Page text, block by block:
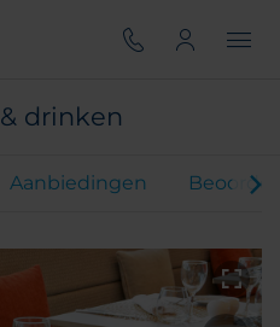
drinken
Aanbiedingen